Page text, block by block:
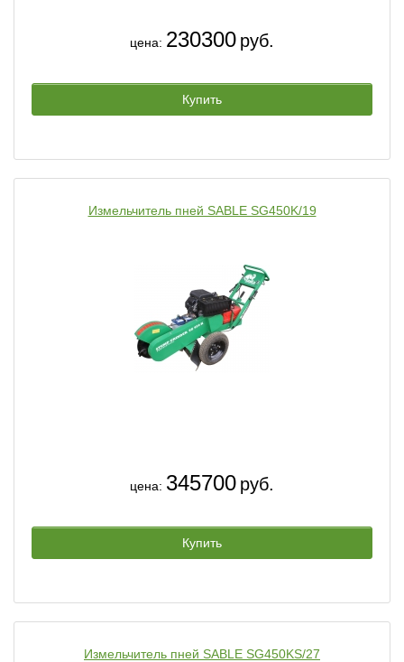
цена: 230300 руб.
Купить
Измельчитель пней SABLE SG450K/19
цена: 345700 руб.
Купить
Измельчитель пней SABLE SG450KS/27